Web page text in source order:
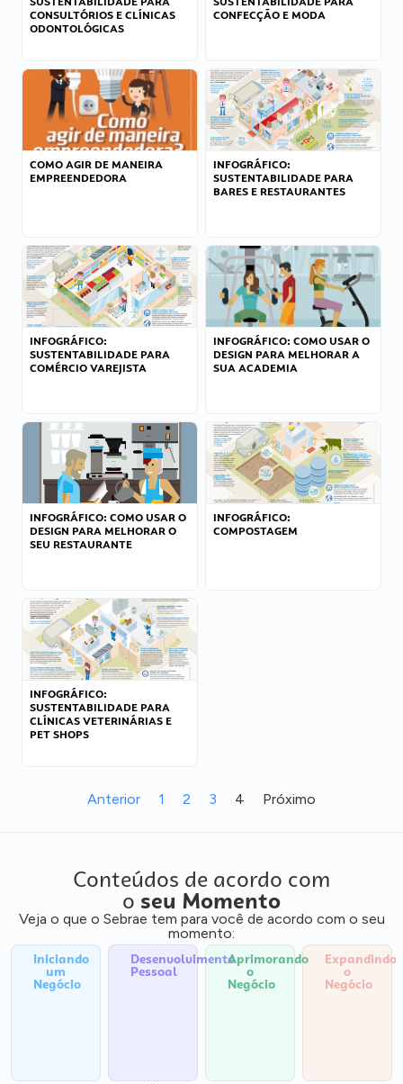
CONSULTÓRIOS E CLÍNICAS
ODONTOLÓGICAS
CONFECÇÃO E MODA
COMO AGIR DE MANEIRA
EMPREENDEDORA
INFOGRÁFICO:
SUSTENTABILIDADE PARA
BARES E RESTAURANTES
INFOGRÁFICO:
SUSTENTABILIDADE PARA
COMÉRCIO VAREJISTA
INFOGRÁFICO: COMO USAR O
DESIGN PARA MELHORAR A
SUA ACADEMIA
INFOGRÁFICO: COMO USAR O
DESIGN PARA MELHORAR O
SEU RESTAURANTE
INFOGRÁFICO:
COMPOSTAGEM
INFOGRÁFICO:
SUSTENTABILIDADE PARA
CLÍNICAS VETERINÁRIAS E
PET SHOPS
Anterior 1 2 3 4 Próximo
Conteúdos de acordo com
o seu Momento
Veja o que o Sebrae tem para você de acordo com o seu
momento:
Iniciando
um
Negócio
Desenvolvimento
Pessoal
Aprimorando
o
Negócio
Expandindo
o
Negócio